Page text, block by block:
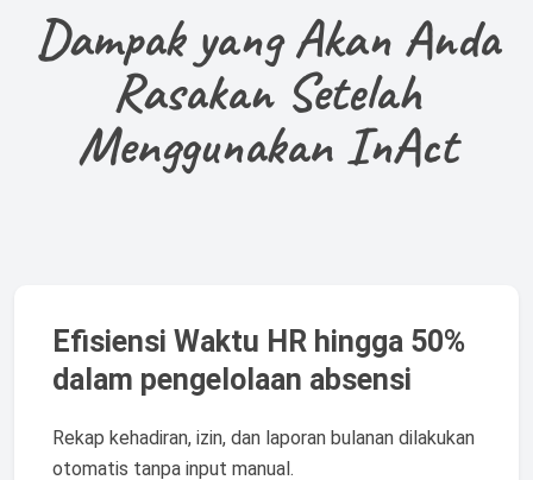
Dampak yang Akan Anda
Rasakan Setelah
Menggunakan InAct
Efisiensi Waktu HR hingga 50%
dalam pengelolaan absensi
Rekap kehadiran, izin, dan laporan bulanan dilakukan
otomatis tanpa input manual.